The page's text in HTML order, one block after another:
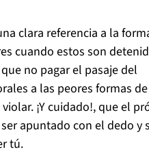
clara referencia a la
cuando estos son
no pagar el pasaje del
a las peores formas de
¡Y cuidado!, que el
apuntado con el dedo y
tú.